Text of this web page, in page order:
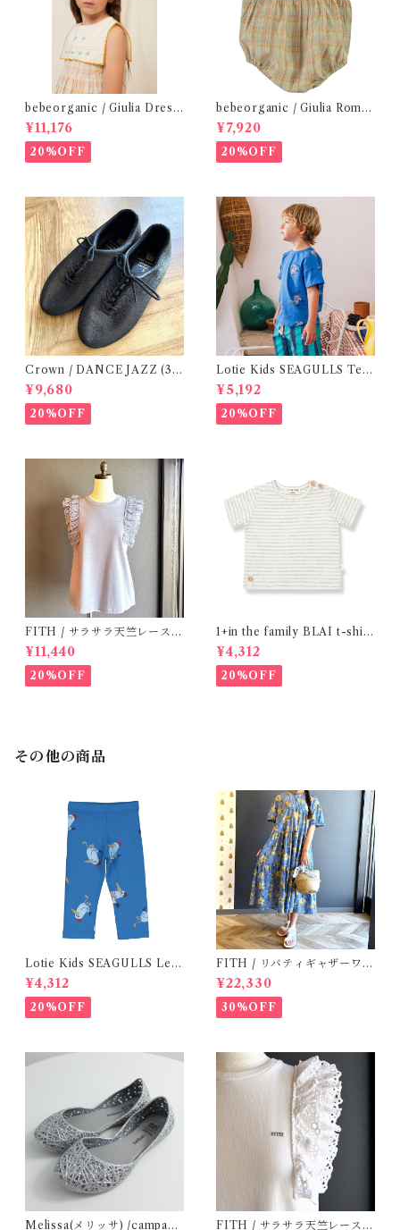
bebeorganic / Giulia Dress
Lagoon Check (2-6y)
¥11,176
20%OFF
bebeorganic / Giulia Romp
er Lagoon Check( 6・12ｍ)
¥7,920
20%OFF
Crown / DANCE JAZZ (3:2
2cm / 6:24-24,5 ) Black
¥9,680
20%OFF
Lotie Kids SEAGULLS Tee
(12m- 8Y)
¥5,192
20%OFF
FITH / サラサラ天竺レースT
シャツ (BL) / 145・155
¥11,440
20%OFF
1+in the family BLAI t-shirt
(Grey)
¥4,312
20%OFF
その他の商品
Lotie Kids SEAGULLS Leg
gings ( 6m- 24m )
¥4,312
20%OFF
FITH / リバティギャザーワン
ピース / Size 2
¥22,330
30%OFF
Melissa(メリッサ) /campana
FITH / サラサラ天竺レースT